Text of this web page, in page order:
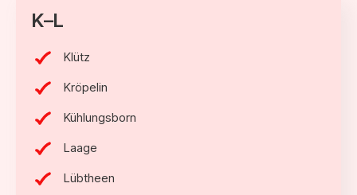
K–L
Klütz
Kröpelin
Kühlungsborn
Laage
Lübtheen